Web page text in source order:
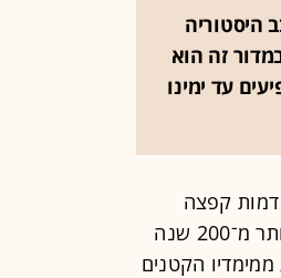
היסטוריה
זה הוא
עד ימינו
דמות קפצה
לראשכם? אם זה נפוליאון בונפרטה, אתם כנראה לא היחידים. כבר יותר מ־200 שנה
הקטנים